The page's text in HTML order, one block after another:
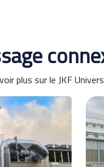
plus sur le JKF